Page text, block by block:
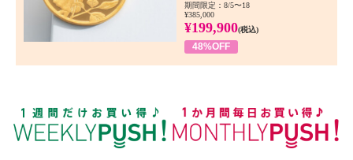
期間限定：8/5〜18
¥385,000
¥199,900(税込)
48%OFF